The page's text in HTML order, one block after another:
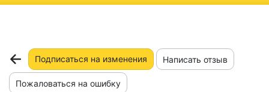
Подписаться на изменения Написать отзыв
Пожаловаться на ошибку